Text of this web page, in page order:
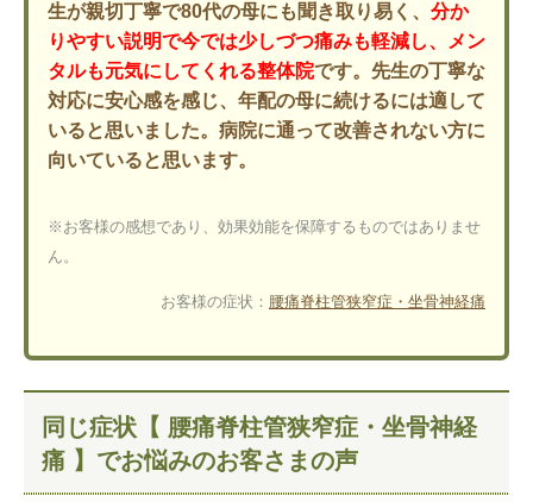
生が親切丁寧で80代の母にも聞き取り易く、 分か
りやすい説明で今では少しづつ痛みも軽減し、メン
タルも元気にしてくれる整体院です。先生の丁寧な
対応に安心感を感じ、年配の母に続けるには適して
いると思いました。病院に通って改善されない方に
向いていると思います。
※お客様の感想であり、効果効能を保障するものではありませ
ん。
お客様の症状： 腰痛脊柱管狭窄症・坐骨神経痛
同じ症状【 腰痛脊柱管狭窄症・坐骨神経
痛 】でお悩みのお客さまの声